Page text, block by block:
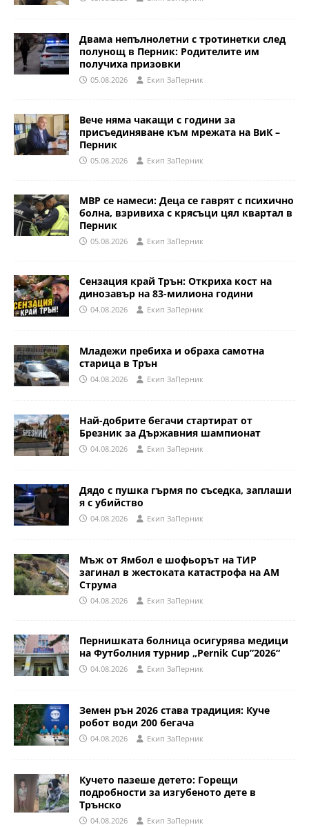
Двама непълнолетни с тротинетки след
полунощ в Перник: Родителите им
получиха призовки
05.08.2026 Eкип ЗаПерник
Вече няма чакащи с години за
присъединяване към мрежата на ВиК –
Перник
05.08.2026 Eкип ЗаПерник
МВР се намеси: Деца се гаврят с психично
болна, взривиха с крясъци цял квартал в
Перник
05.08.2026 Eкип ЗаПерник
Сензация край Трън: Откриха кост на
динозавър на 83-милиона години
04.08.2026 Eкип ЗаПерник
Младежи пребиха и обраха самотна
старица в Трън
04.08.2026 Eкип ЗаПерник
Най-добрите бегачи стартират от
Брезник за Държавния шампионат
04.08.2026 Eкип ЗаПерник
Дядо с пушка гърмя по съседка, заплаши
я с убийство
04.08.2026 Eкип ЗаПерник
Мъж от Ямбол е шофьорът на ТИР
загинал в жестоката катастрофа на АМ
Струма
04.08.2026 Eкип ЗаПерник
Пернишката болница осигурява медици
на Футболния турнир „Pernik Cup”2026“
04.08.2026 Eкип ЗаПерник
Земен рън 2026 става традиция: Куче
робот води 200 бегача
04.08.2026 Eкип ЗаПерник
Кучето пазеше детето: Горещи
подробности за изгубеното дете в
Трънско
04.08.2026 Eкип ЗаПерник